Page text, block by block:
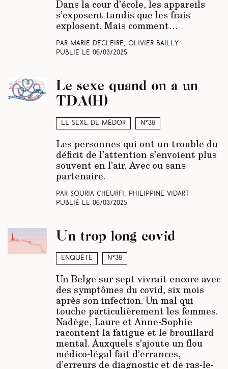
Dans la cour d’école, les appareils
s’exposent tandis que les frais
explosent. Mais comment…
Par Marie Decleire, Olivier Bailly
Publié le 06/03/2025
Le sexe de Médor N°38
Le sexe quand on a un
TDA(H)
Les personnes qui ont un trouble du
déficit de l’attention s’envoient plus
souvent en l’air. Avec ou sans
partenaire.
Par Souria Cheurfi, Philippine Vidart
Publié le 06/03/2025
Enquête N°38
Un trop long covid
Un Belge sur sept vivrait encore avec
des symptômes du covid, six mois
après son infection. Un mal qui
touche particulièrement les femmes.
Nadège, Laure et Anne-Sophie
racontent la fatigue et le brouillard
mental. Auxquels s’ajoute un flou
médico-légal fait d’errances,
d’erreurs de diagnostic et de ras-le-